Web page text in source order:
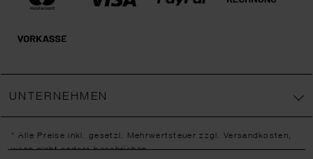
UNTERNEHMEN
* Alle Preise inkl. gesetzl. Mehrwertsteuer zzgl.Versandkosten,
wenn nicht anders beschrieben.